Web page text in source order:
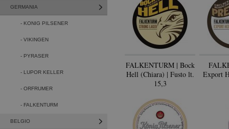
GERMANIA
- KONIG PILSENER
- VIKINGEN
- PYRASER
- LUPOR KELLER
- ORFRUMER
- FALKENTURM
BELGIO
FALKENTURM | Bock
Hell (Chiara) | Fusto lt.
15,3
Export